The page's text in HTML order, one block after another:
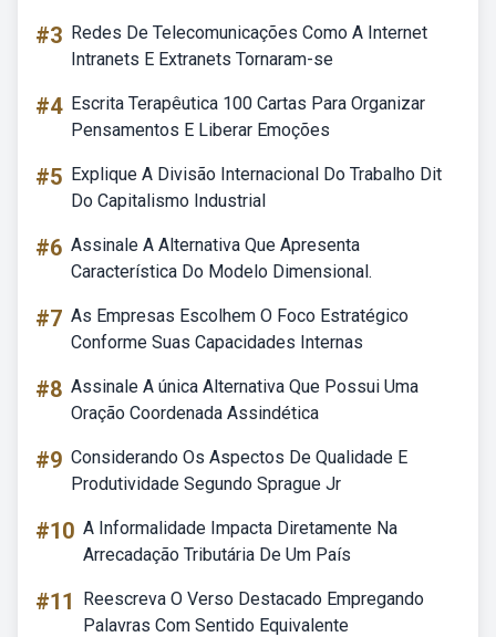
#3 Redes De Telecomunicações Como A Internet
Intranets E Extranets Tornaram-se
#4 Escrita Terapêutica 100 Cartas Para Organizar
Pensamentos E Liberar Emoções
#5 Explique A Divisão Internacional Do Trabalho Dit
Do Capitalismo Industrial
#6 Assinale A Alternativa Que Apresenta
Característica Do Modelo Dimensional.
#7 As Empresas Escolhem O Foco Estratégico
Conforme Suas Capacidades Internas
#8 Assinale A única Alternativa Que Possui Uma
Oração Coordenada Assindética
#9 Considerando Os Aspectos De Qualidade E
Produtividade Segundo Sprague Jr
#10 A Informalidade Impacta Diretamente Na
Arrecadação Tributária De Um País
#11
Reescreva O Verso Destacado Empregando
Palavras Com Sentido Equivalente